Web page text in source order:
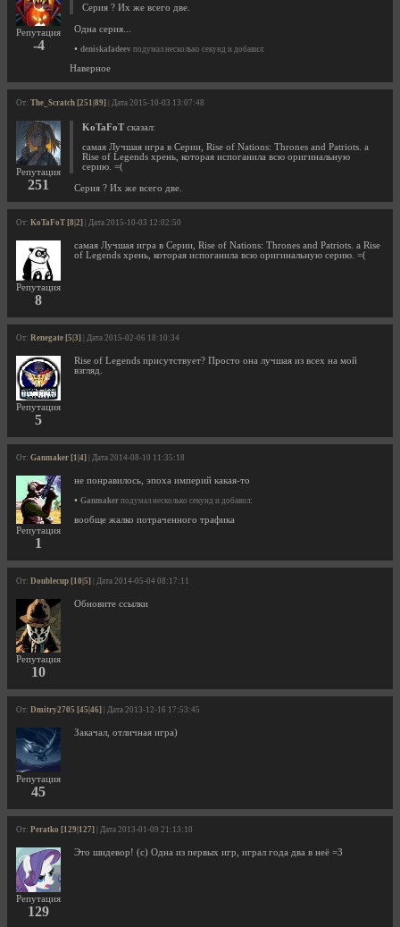
Репутация
-4
Серия ? Их же всего две.
Одна серия...
• deniskafadeev подумал несколько секунд и добавил:
Наверное
От: The_Scratch [251|89] | Дата 2015-10-03 13:07:48
Репутация
251
KoTaFoTсказал:
самая Лучшая игра в Серии, Rise of Nations: Thrones and Patriots. а
Rise of Legends хрень, которая испоганила всю оригинальную
серию. =(
Серия ? Их же всего две.
От: KoTaFoT [8|2] | Дата 2015-10-03 12:02:50
Репутация
8
самая Лучшая игра в Серии, Rise of Nations: Thrones and Patriots. а Rise
of Legends хрень, которая испоганила всю оригинальную серию. =(
От: Renegate [5|3] | Дата 2015-02-06 18:10:34
Репутация
5
Rise of Legends присутствует? Просто она лучшая из всех на мой
взгляд.
От: Ganmaker [1|4] | Дата 2014-08-10 11:35:18
Репутация
1
не понравилось, эпоха империй какая-то
• Ganmaker подумал несколько секунд и добавил:
вообще жалко потраченного трафика
От: Doublecup [10|5] | Дата 2014-05-04 08:17:11
Репутация
10
Обновите ссылки
От: Dmitry2705 [45|46] | Дата 2013-12-16 17:53:45
Репутация
45
Закачал, отличная игра)
От: Peratko [129|127] | Дата 2013-01-09 21:13:10
Репутация
129
Это шидевор! (c) Одна из первых игр, играл года два в неё =3